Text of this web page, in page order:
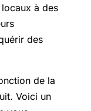
à des
des
de la
Voici un